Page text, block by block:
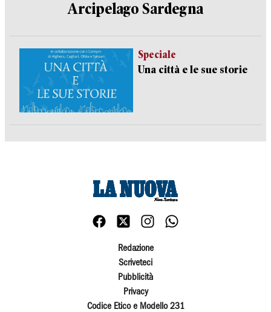
Arcipelago Sardegna
Speciale
Una città e le sue storie
Redazione
Scriveteci
Pubblicità
Privacy
Codice Etico e Modello 231